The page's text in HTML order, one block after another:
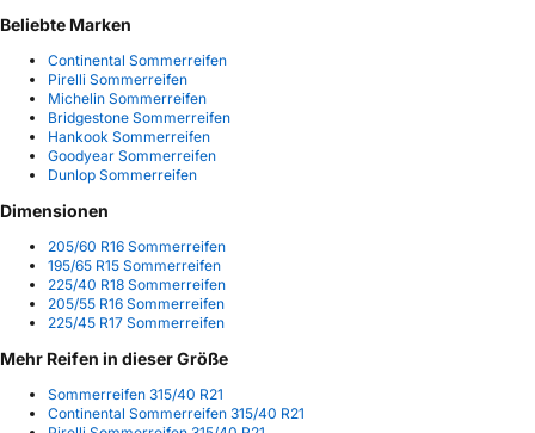
Beliebte Marken
Continental Sommerreifen
Pirelli Sommerreifen
Michelin Sommerreifen
Bridgestone Sommerreifen
Hankook Sommerreifen
Goodyear Sommerreifen
Dunlop Sommerreifen
Dimensionen
205/60 R16 Sommerreifen
195/65 R15 Sommerreifen
225/40 R18 Sommerreifen
205/55 R16 Sommerreifen
225/45 R17 Sommerreifen
Mehr Reifen in dieser Größe
Sommerreifen 315/40 R21
Continental Sommerreifen 315/40 R21